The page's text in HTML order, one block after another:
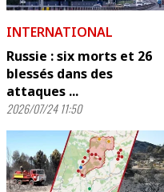
INTERNATIONAL
Russie : six morts et 26
blessés dans des
attaques ...
2026/07/24 11:50